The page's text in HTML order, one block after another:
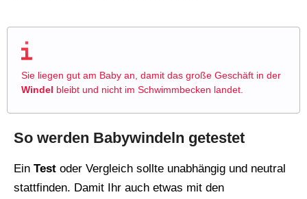
Sie liegen gut am Baby an, damit das große Geschäft in der
Windel bleibt und nicht im Schwimmbecken landet.
So werden Babywindeln getestet
Ein Test oder Vergleich sollte unabhängig und neutral
stattfinden. Damit Ihr auch etwas mit den